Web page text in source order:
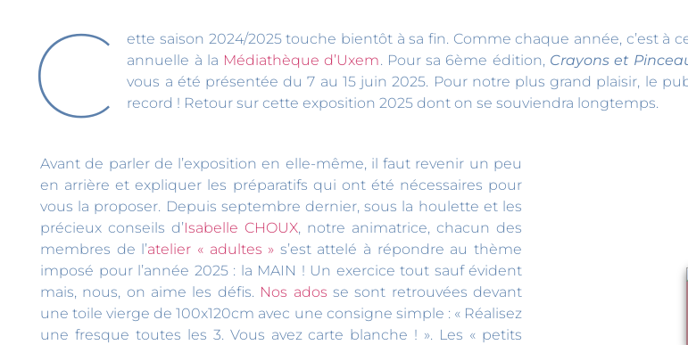
C
ette saison 2024/2025 touche bientôt à sa fin. Comme chaque année, c’est à
annuelle à la Médiathèque d’Uxem. Pour sa 6ème édition, Crayons et
vous a été présentée du 7 au 15 juin 2025. Pour notre plus grand plaisir, le
record ! Retour sur cette exposition 2025 dont on se souviendra longtemps.
Avant de parler de l’exposition en elle-même, il faut revenir un peu
en arrière et expliquer les préparatifs qui ont été nécessaires pour
vous la proposer. Depuis septembre dernier, sous la houlette et les
précieux conseils d’Isabelle CHOUX, notre animatrice, chacun des
membres de l’atelier « adultes » s’est attelé à répondre au thème
imposé pour l’année 2025 : la MAIN ! Un exercice tout sauf évident
mais, nous, on aime les défis. Nos ados se sont retrouvées devant
une toile vierge de 100x120cm avec une consigne simple : « Réalisez
une fresque toutes les 3. Vous avez carte blanche ! ». Les « petits